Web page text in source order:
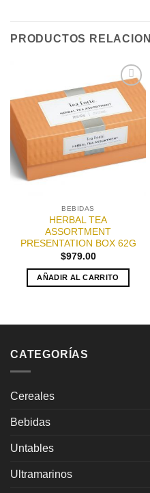
PRODUCTOS
Añadir
a la
lista de
deseos
BEBIDAS
HERBAL TEA
ASSORTMENT
PRESENTATION BOX 62G
$979.00
AÑADIR AL CARRITO
CATEGORÍAS
Cereales
Bebidas
Untables
Ultramarinos